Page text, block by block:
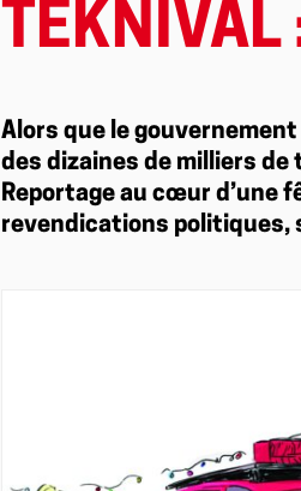
Alors que le
des dizaines de milliers
Reportage au cœur d’une
revendications politiques,